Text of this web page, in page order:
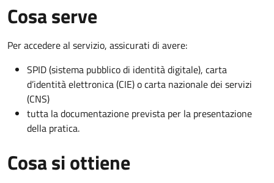
Cosa serve
Per accedere al servizio, assicurati di avere:
SPID (sistema pubblico di identità digitale), carta
d’identità elettronica (CIE) o carta nazionale dei servizi
(CNS)
tutta la documentazione prevista per la presentazione
della pratica.
Cosa si ottiene